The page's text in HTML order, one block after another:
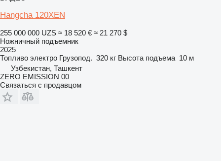
Hangcha 120XEN
255 000 000 UZS ≈ 18 520 € ≈ 21 270 $
Ножничный подъемник
2025
Топливо электро Грузопод. 320 кг Высота подъема 10 м
Узбекистан, Ташкент
ZERO EMISSION 00
Связаться с продавцом